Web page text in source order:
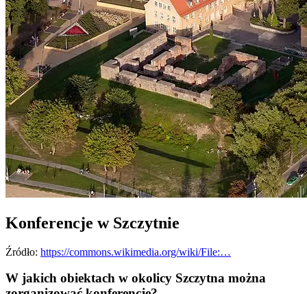
Konferencje w Szczytnie
Źródło: https://commons.wikimedia.org/wiki/File:…
W jakich obiektach w okolicy Szczytna można